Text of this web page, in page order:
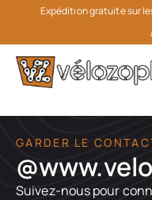
Expédition gratuite sur
GARDER LE
Suivez-nous pour